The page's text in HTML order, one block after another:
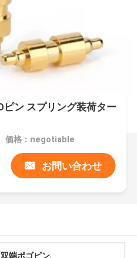
ピン スプリング装荷ター
価格：negotiable
お問い合わせ
端ポゴピン,